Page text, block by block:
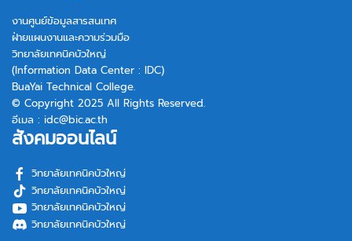
งานศูนย์ข้อมูลสารสนเทศ
ฝ่ายแผนงานและความร่วมมือ
วิทยาลัยเทคนิคบัวใหญ่
(Information Data Center : IDC)
BuaYai Technical College.
© Copyright 2025 All Rights Reserved.
อีเมล : idc@bic.ac.th
สังคมออนไลน์
วิทยาลัยเทคนิคบัวใหญ่
วิทยาลัยเทคนิคบัวใหญ่
วิทยาลัยเทคนิคบัวใหญ่
วิทยาลัยเทคนิคบัวใหญ่